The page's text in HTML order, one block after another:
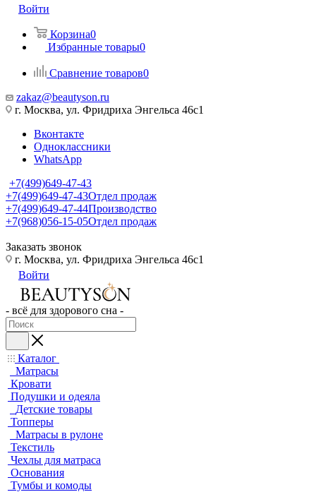
Войти
Корзина0
Избранные товары0
Сравнение товаров0
zakaz@beautyson.ru
г. Москва, ул. Фридриха Энгельса 46с1
Вконтакте
Одноклассники
WhatsApp
+7(499)649-47-43
+7(499)649-47-43Отдел продаж
+7(499)649-47-44Производство
+7(968)056-15-05Отдел продаж
Заказать звонок
г. Москва, ул. Фридриха Энгельса 46с1
Войти
- всё для здорового сна -
Каталог
Матрасы
Кровати
Подушки и одеяла
Детские товары
Топперы
Матрасы в рулоне
Текстиль
Чехлы для матраса
Основания
Тумбы и комоды